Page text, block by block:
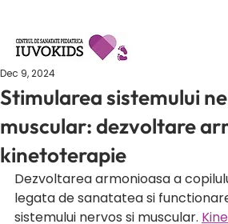
Stimularea sistemului
muscular: dezvoltare
kinetoterapie
Dec 9, 2024
Dezvoltarea armonioasa a
legata de sanatatea si
sistemului nervos si muscular.